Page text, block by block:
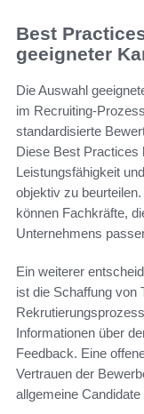
Best
geeigneter
Die Auswahl
im Recruiting-
standardisierte
Diese Best Practices
Leistungsfähigkeit
objektiv zu
können Fachkräfte,
Unternehmens
Ein weiterer
ist die Schaffung von
Informationen über
Feedback. Eine
Vertrauen der
allgemeine